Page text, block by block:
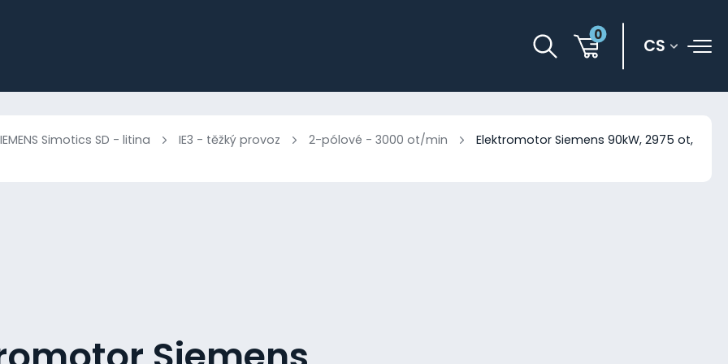
0
CS
Simotics SD - litina IE3 - těžký provoz 2-pólové - 3000 ot/min Elektromotor Siemens 90kW, 2975 ot,